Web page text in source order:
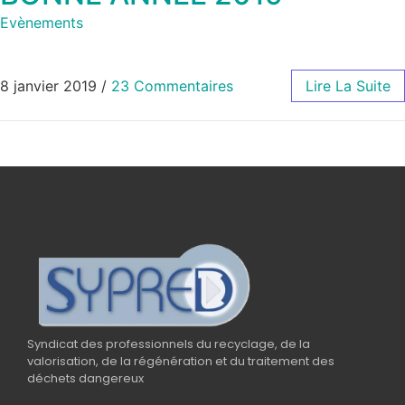
Evènements
8 janvier 2019 / 23 Commentaires Lire La Suite
Syndicat des professionnels du recyclage, de la
valorisation, de la régénération et du traitement des
déchets dangereux